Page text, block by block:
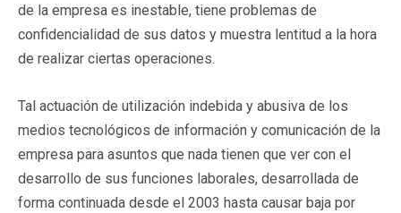
de la empresa es inestable, tiene problemas de
confidencialidad de sus datos y muestra lentitud a la hora
de realizar ciertas operaciones.
Tal actuación de utilización indebida y abusiva de los
medios tecnológicos de información y comunicación de la
empresa para asuntos que nada tienen que ver con el
desarrollo de sus funciones laborales, desarrollada de
forma continuada desde el 2003 hasta causar baja por